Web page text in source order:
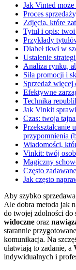
Jak Vinted
Proces
Zdjęcia, które
Tytuł i opis:
Przykłady
Diabeł tkwi w
Ustalenie
Analiza rynku,
Siła promocji i
Sprzedaż
Efektywne
Technika
Jak Vinkit
Czas: twoja
Przekształcanie
przypomnienia
Wiadomości,
Vinkit: twój
Magiczny
Często
Jak często
Aby szybko
Ale dobra metoda jak
do twojej zdolności do
widoczne oraz
starannie
komunikacja. Na
ułatwiają to zadanie, a
indywidualnych i